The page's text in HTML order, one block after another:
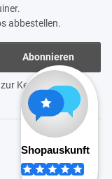
abbestellen.
Abonnieren
zur Kenntnis